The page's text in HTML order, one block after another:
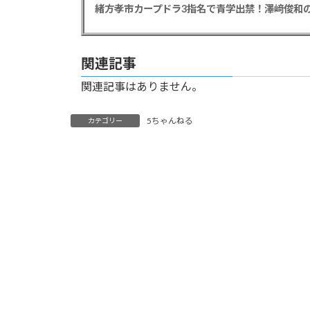
緒方孝市カープドラ3指名で青学出禁！澤﨑俊和
関連記事
関連記事はありません。
カテゴリー 5ちゃんねる